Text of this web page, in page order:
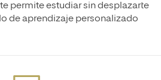
permite estudiar sin desplazarte
de aprendizaje personalizado